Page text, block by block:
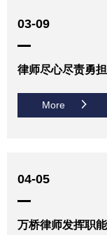
03-09
律师尽心尽责勇
More
04-05
万桥律师发挥职